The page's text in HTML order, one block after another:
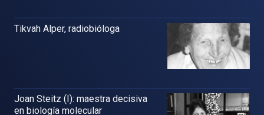
Tikvah Alper, radiobióloga
Joan Steitz (I): maestra decisiva
en biología molecular